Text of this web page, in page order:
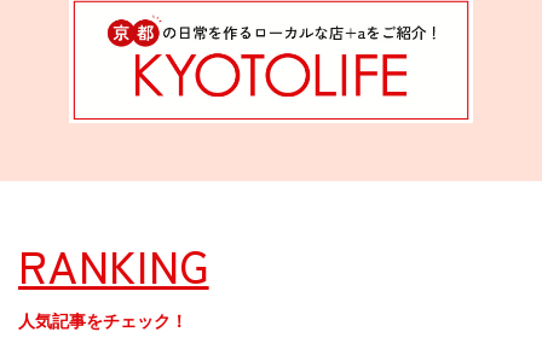
RANKING
人気記事をチェック！